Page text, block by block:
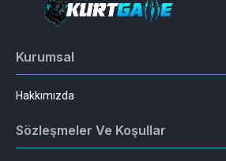
Kurumsal
Hakkımızda
Sözleşmeler Ve Koşullar